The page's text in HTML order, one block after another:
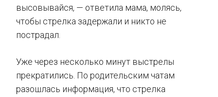
высовывайся, — ответила мама, молясь,
чтобы стрелка задержали и никто не
пострадал.
Уже через несколько минут выстрелы
прекратились. По родительским чатам
разошлась информация, что стрелка